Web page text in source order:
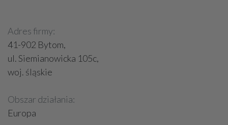
Adres firmy:
41-902 Bytom,
ul. Siemianowicka 105c,
woj. śląskie
Obszar działania:
Europa